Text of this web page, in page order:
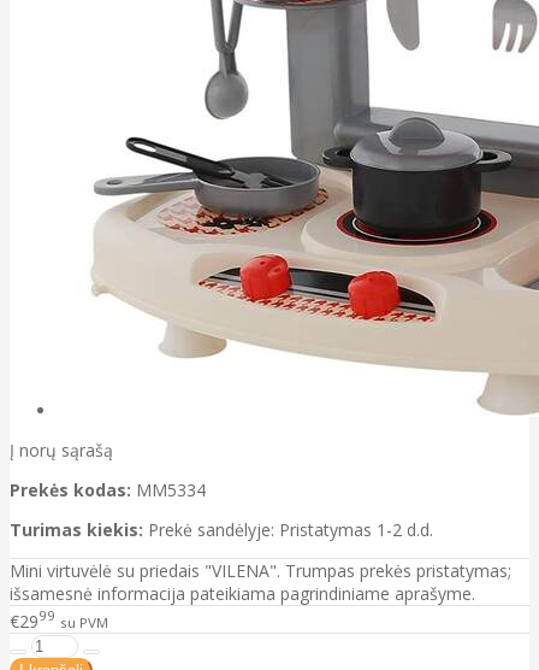
Į norų sąrašą
Prekės kodas: MM5334
Turimas kiekis: Prekė sandėlyje: Pristatymas 1-2 d.d.
Mini virtuvėlė su priedais "VILENA". Trumpas prekės pristatymas;
išsamesnė informacija pateikiama pagrindiniame aprašyme.
€2999 su PVM